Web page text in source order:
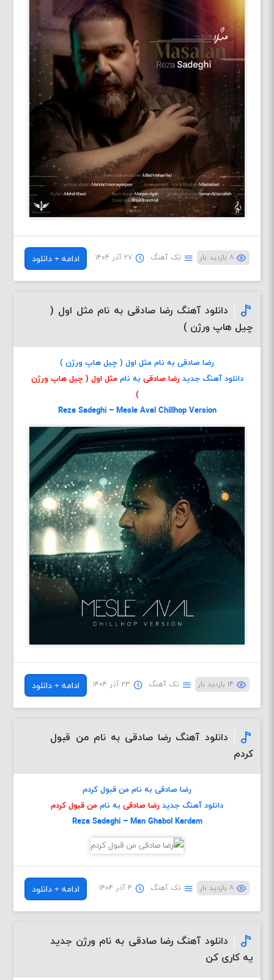
۸ بازدید بار تک آهنگ ۲۷ آذر ۱۴۰۴ ادامه + دانلود
دانلود آهنگ رضا صادقی به نام مثل اول (
چیل هاپ ورژن )
رضا صادقی به نام مثل اول ( چیل هاپ ورژن )
دانلود آهنگ جدید رضا صادقی به ناممثل اول ( چیل هاپ ورژن
)
Reza Sadeghi – Mesle Aval Chillhop Version
۱۴ بازدید بار تک آهنگ ۲۳ آذر ۱۴۰۴ ادامه + دانلود
دانلود آهنگ رضا صادقی به نام من قبول
کردم
رضا صادقی به نام من قبول کردم
دانلود آهنگ جدید رضا صادقی به نام من قبول کردم
Reza Sadeghi – Man Ghabol Kardam
۸ بازدید بار تک آهنگ ۴ آذر ۱۴۰۴ ادامه + دانلود
دانلود آهنگ رضا صادقی به نام ورژن جدید
یه کاری کن